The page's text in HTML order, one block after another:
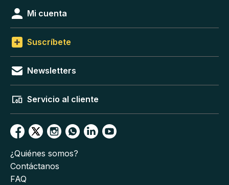
Mi cuenta
Suscríbete
Newsletters
Servicio al cliente
¿Quiénes somos?
Contáctanos
FAQ